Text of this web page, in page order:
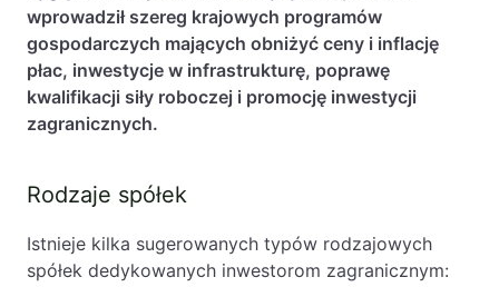
wprowadził szereg krajowych programów
gospodarczych mających obniżyć ceny i inflację
płac, inwestycje w infrastrukturę, poprawę
kwalifikacji siły roboczej i promocję inwestycji
zagranicznych.
Rodzaje spółek
Istnieje kilka sugerowanych typów rodzajowych
spółek dedykowanych inwestorom zagranicznym: